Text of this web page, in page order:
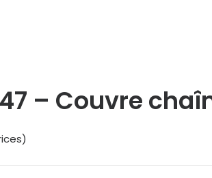
– Couvre